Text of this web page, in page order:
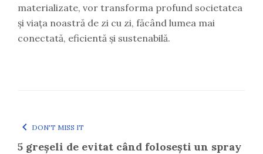
materializate, vor transforma profund societatea
și viața noastră de zi cu zi, făcând lumea mai
conectată, eficientă și sustenabilă.
DON'T MISS IT
5 greșeli de evitat când folosești un spray